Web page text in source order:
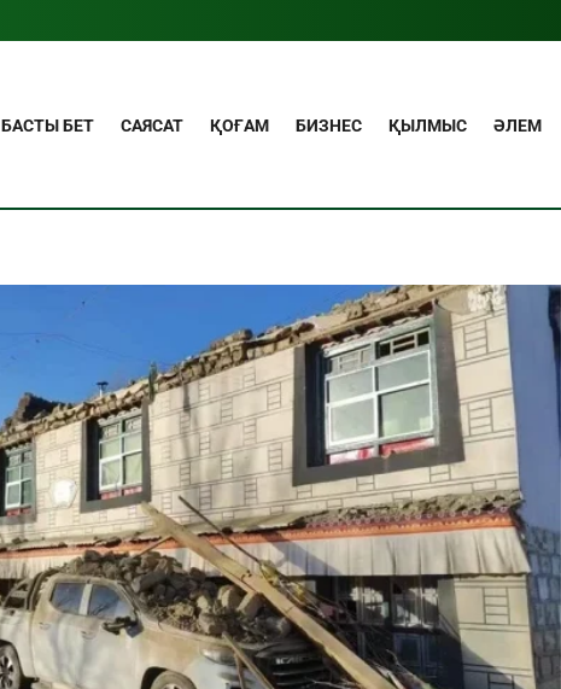
БАСТЫ БЕТ САЯСАТ ҚОҒАМ БИЗНЕС ҚЫЛМЫС ӘЛЕМ